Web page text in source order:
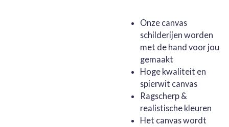
Onze canvas
schilderijen worden
met de hand voor jou
gemaakt
Hoge kwaliteit en
spierwit canvas
Ragscherp &
realistische kleuren
Het canvas wordt